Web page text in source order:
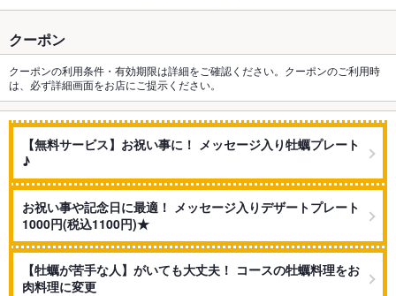
クーポン
クーポンの利用条件・有効期限は詳細をご確認ください。クーポンのご利用時
は、必ず詳細画面をお店にご提示ください。
【無料サービス】お祝い事に！ メッセージ入り牡蠣プレート
♪
お祝い事や記念日に最適！ メッセージ入りデザートプレート
1000円(税込1100円)★
【牡蠣が苦手な人】がいても大丈夫！ コースの牡蠣料理をお
肉料理に変更